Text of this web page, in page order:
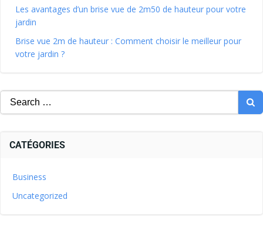
Les avantages d’un brise vue de 2m50 de hauteur pour votre
jardin
Brise vue 2m de hauteur : Comment choisir le meilleur pour
votre jardin ?
CATÉGORIES
Business
Uncategorized